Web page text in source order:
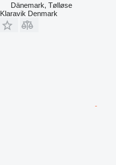
Dänemark, Tølløse
Klaravik Denmark